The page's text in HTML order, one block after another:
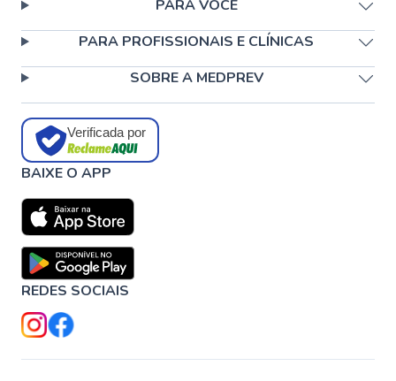
PARA VOCÊ
PARA PROFISSIONAIS E CLÍNICAS
SOBRE A MEDPREV
Verificada por
BAIXE O APP
REDES SOCIAIS